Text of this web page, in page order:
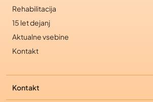
Rehabilitacija
15 let dejanj
Aktualne vsebine
Kontakt
Kontakt